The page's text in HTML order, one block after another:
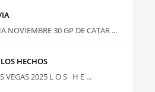
NOVIEMBRE 30 GP DE CATAR ...
HECHOS
VEGAS 2025 L O S H E ...